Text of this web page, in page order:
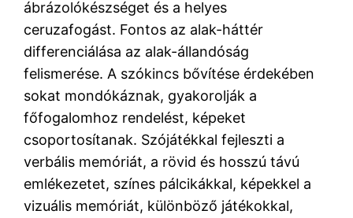
ábrázolókészséget és a helyes
ceruzafogást. Fontos az alak-háttér
differenciálása az alak-állandóság
felismerése. A szókincs bővítése érdekében
sokat mondókáznak, gyakorolják a
főfogalomhoz rendelést, képeket
csoportosítanak. Szójátékkal fejleszti a
verbális memóriát, a rövid és hosszú távú
emlékezetet, színes pálcikákkal, képekkel a
vizuális memóriát, különböző játékokkal,